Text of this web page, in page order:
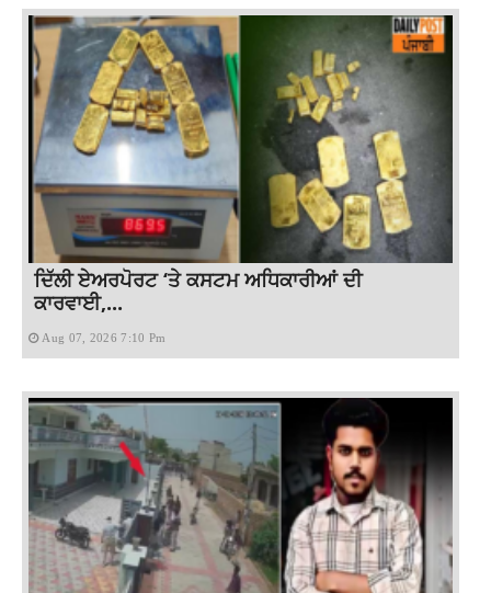
ਦਿੱਲੀ ਏਅਰਪੋਰਟ ‘ਤੇ ਕਸਟਮ ਅਧਿਕਾਰੀਆਂ ਦੀ
ਕਾਰਵਾਈ,...
Aug 07, 2026 7:10 Pm